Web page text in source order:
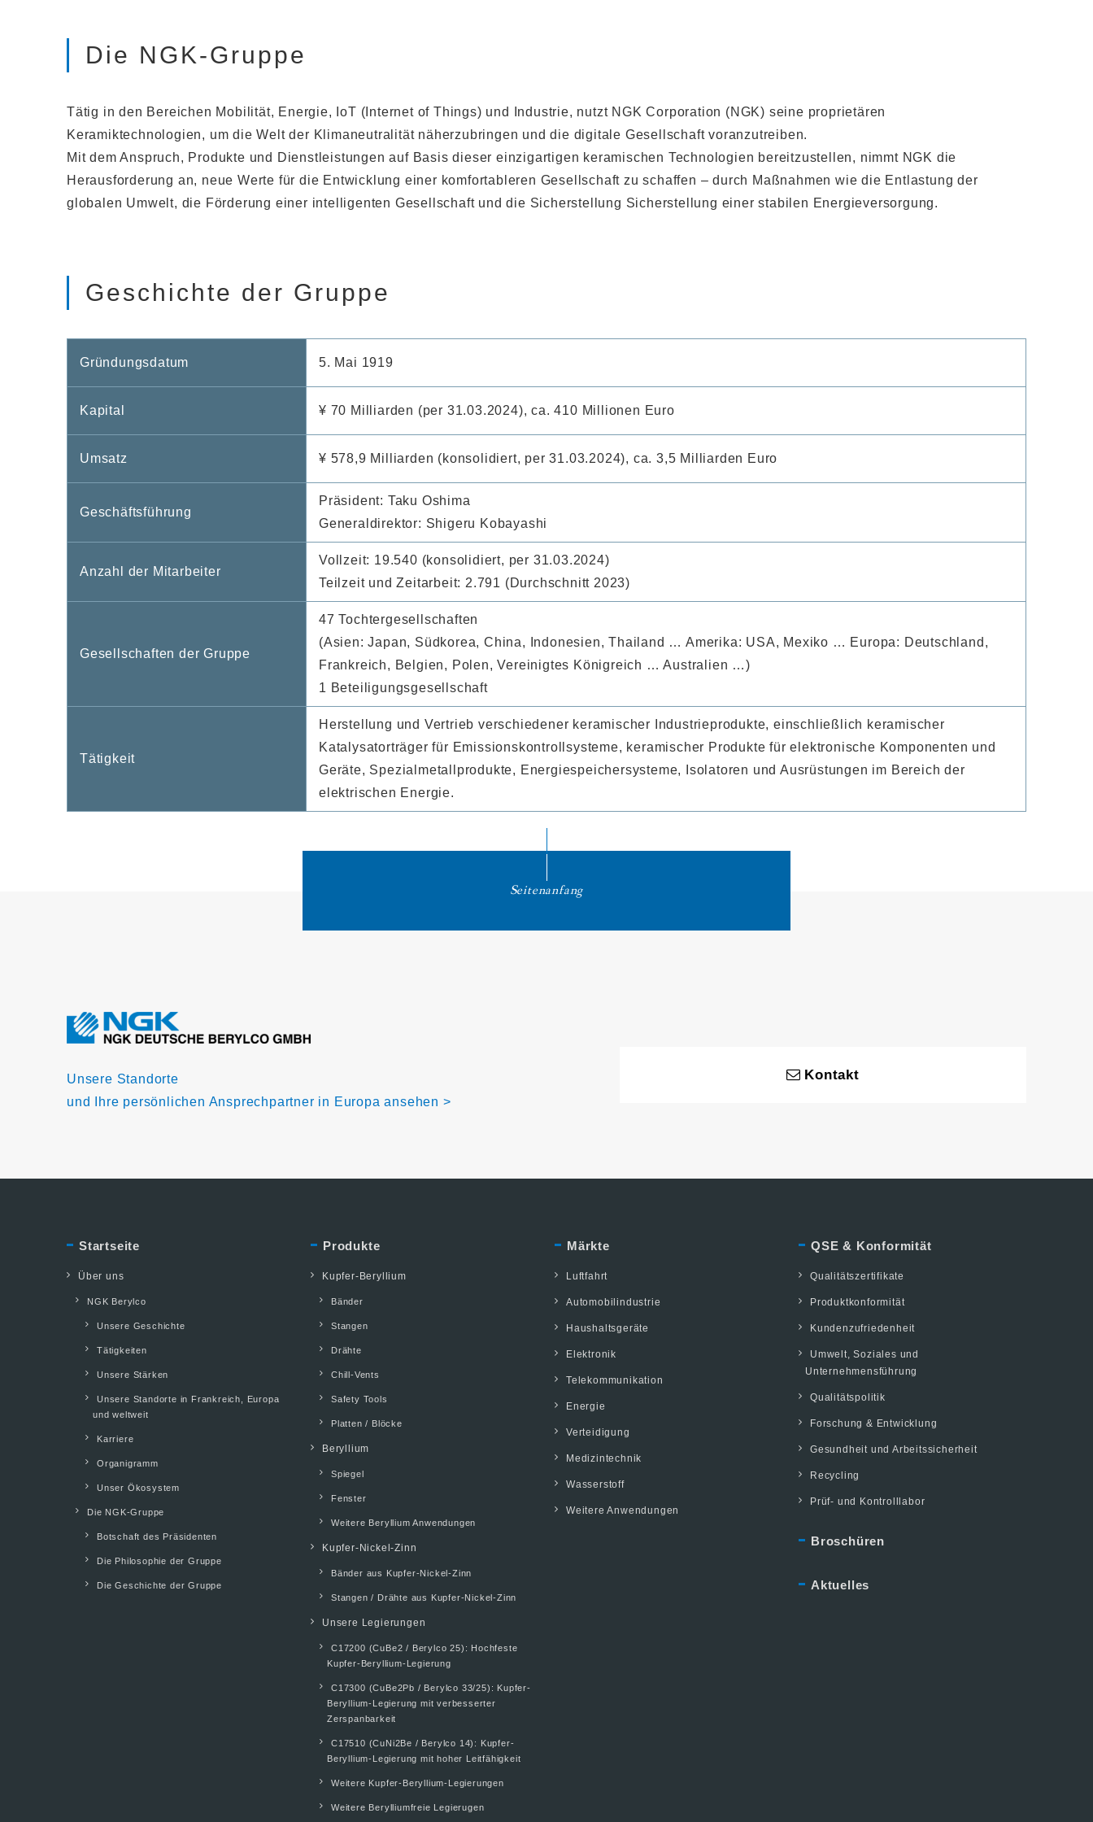
Die NGK-Gruppe
Tätig in den Bereichen Mobilität, Energie, IoT (Internet of Things) und Industrie, nutzt NGK Corporation (NGK) seine proprietären
Keramiktechnologien, um die Welt der Klimaneutralität näherzubringen und die digitale Gesellschaft voranzutreiben.
Mit dem Anspruch, Produkte und Dienstleistungen auf Basis dieser einzigartigen keramischen Technologien bereitzustellen, nimmt NGK die
Herausforderung an, neue Werte für die Entwicklung einer komfortableren Gesellschaft zu schaffen – durch Maßnahmen wie die Entlastung der
globalen Umwelt, die Förderung einer intelligenten Gesellschaft und die Sicherstellung Sicherstellung einer stabilen Energieversorgung.
Geschichte der Gruppe
Gründungsdatum 5. Mai 1919
Kapital ¥ 70 Milliarden (per 31.03.2024), ca. 410 Millionen Euro
Umsatz ¥ 578,9 Milliarden (konsolidiert, per 31.03.2024), ca. 3,5 Milliarden Euro
Geschäftsführung
Präsident: Taku Oshima
Generaldirektor: Shigeru Kobayashi
Anzahl der Mitarbeiter
Vollzeit: 19.540 (konsolidiert, per 31.03.2024)
Teilzeit und Zeitarbeit: 2.791 (Durchschnitt 2023)
Gesellschaften der Gruppe
47 Tochtergesellschaften
(Asien: Japan, Südkorea, China, Indonesien, Thailand … Amerika: USA, Mexiko … Europa: Deutschland,
Frankreich, Belgien, Polen, Vereinigtes Königreich … Australien …)
1 Beteiligungsgesellschaft
Tätigkeit
Herstellung und Vertrieb verschiedener keramischer Industrieprodukte, einschließlich keramischer
Katalysatorträger für Emissionskontrollsysteme, keramischer Produkte für elektronische Komponenten und
Geräte, Spezialmetallprodukte, Energiespeichersysteme, Isolatoren und Ausrüstungen im Bereich der
elektrischen Energie.
Seitenanfang
Unsere Standorte
und Ihre persönlichen Ansprechpartner in Europa ansehen >
Kontakt
Startseite
Über uns
NGK Berylco
Unsere Geschichte
Tätigkeiten
Unsere Stärken
Unsere Standorte in Frankreich, Europa
und weltweit
Karriere
Organigramm
Unser Ökosystem
Die NGK-Gruppe
Botschaft des Präsidenten
Die Philosophie der Gruppe
Die Geschichte der Gruppe
Produkte
Kupfer-Beryllium
Bänder
Stangen
Drähte
Chill-Vents
Safety Tools
Platten / Blöcke
Beryllium
Spiegel
Fenster
Weitere Beryllium Anwendungen
Kupfer-Nickel-Zinn
Bänder aus Kupfer-Nickel-Zinn
Stangen / Drähte aus Kupfer-Nickel-Zinn
Unsere Legierungen
C17200 (CuBe2 / Berylco 25): Hochfeste
Kupfer-Beryllium-Legierung
C17300 (CuBe2Pb / Berylco 33/25): Kupfer-
Beryllium-Legierung mit verbesserter
Zerspanbarkeit
C17510 (CuNi2Be / Berylco 14): Kupfer-
Beryllium-Legierung mit hoher Leitfähigkeit
Weitere Kupfer-Beryllium-Legierungen
Weitere Berylliumfreie Legierugen
Märkte
Luftfahrt
Automobilindustrie
Haushaltsgeräte
Elektronik
Telekommunikation
Energie
Verteidigung
Medizintechnik
Wasserstoff
Weitere Anwendungen
QSE & Konformität
Qualitätszertifikate
Produktkonformität
Kundenzufriedenheit
Umwelt, Soziales und
Unternehmensführung
Qualitätspolitik
Forschung & Entwicklung
Gesundheit und Arbeitssicherheit
Recycling
Prüf- und Kontrolllabor
Broschüren
Aktuelles